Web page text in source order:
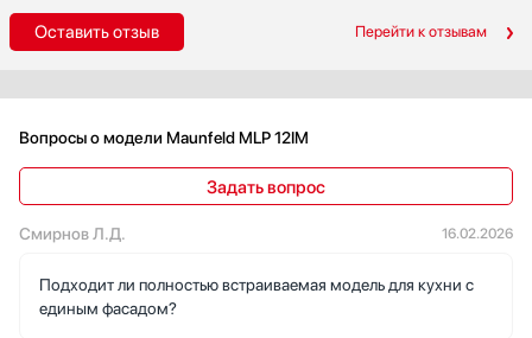
Оставить отзыв Перейти к отзывам
Вопросы о модели Maunfeld MLP 12IM
Задать вопрос
Смирнов Л.Д. 16.02.2026
Подходит ли полностью встраиваемая модель для кухни с
единым фасадом?